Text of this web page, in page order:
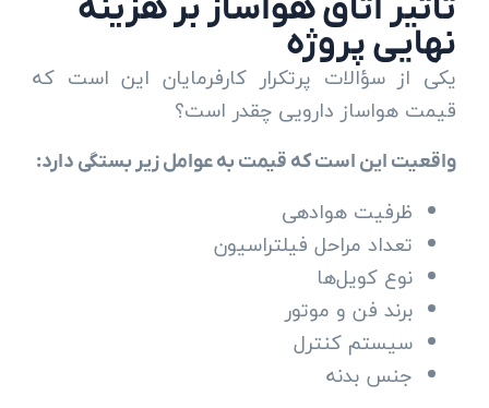
تأثیر اتاق هواساز بر هزینه
نهایی پروژه
یکی از سؤالات پرتکرار کارفرمایان این است که
قیمت هواساز دارویی چقدر است؟
واقعیت این است که قیمت به عوامل زیر بستگی دارد:
ظرفیت هوادهی
تعداد مراحل فیلتراسیون
نوع کویل‌ها
برند فن و موتور
سیستم کنترل
جنس بدنه